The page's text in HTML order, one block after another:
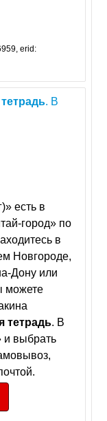
erid:
тетрадь. В
есть в
город» по
в
Новгороде,
Дону или
можете
тетрадь. В
и выбрать